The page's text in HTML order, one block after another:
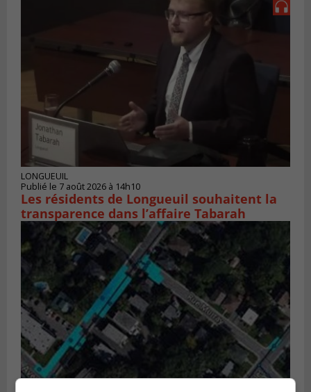
LONGUEUIL
Publié le 7 août 2026 à 14h10
Les résidents de Longueuil souhaitent la
transparence dans l’affaire Tabarah